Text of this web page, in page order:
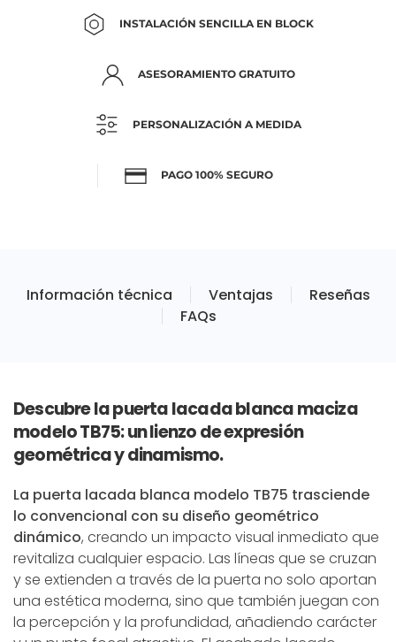
INSTALACIÓN SENCILLA EN BLOCK
ASESORAMIENTO GRATUITO
PERSONALIZACIÓN A MEDIDA
PAGO 100% SEGURO
Información técnica Ventajas
Reseñas
FAQs
Descubre la puerta lacada blanca maciza
modelo TB75: un lienzo de expresión
geométrica y dinamismo.
La puerta lacada blanca modelo TB75 trasciende
lo convencional con su diseño geométrico
dinámico, creando un impacto visual inmediato que
revitaliza cualquier espacio. Las líneas que se cruzan
y se extienden a través de la puerta no solo aportan
una estética moderna, sino que también juegan con
la percepción y la profundidad, añadiendo carácter